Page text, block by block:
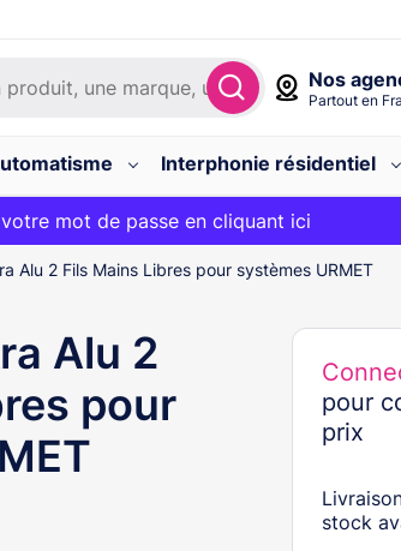
Nos
Partout en
Interphonie résidentiel
et livraison 24/48h gratuite avec le code
mot de passe en cliquant ici
Alu 2 Fils Mains Libres pour systèmes URMET
Alu 2
pour
pour
prix
stock